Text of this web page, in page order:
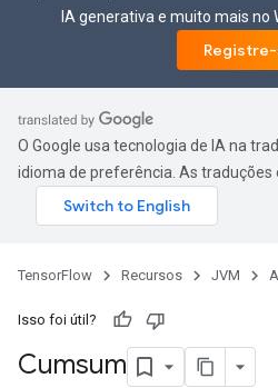
IA generativa e muito mais no
O Google usa tecnologia de IA na
idioma de preferência. As traduções
TensorFlow Recursos JVM
Isso foi útil?
Cumsum